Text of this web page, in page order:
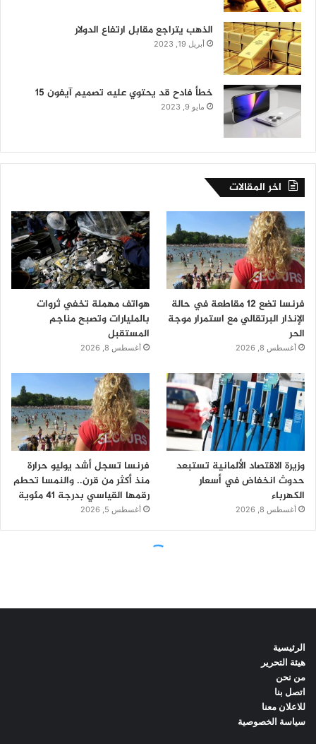
الرئيسية
هيئة التحرير
من نحن
اتصل بنا
للاعلان معنا
سياسة الخصوصية